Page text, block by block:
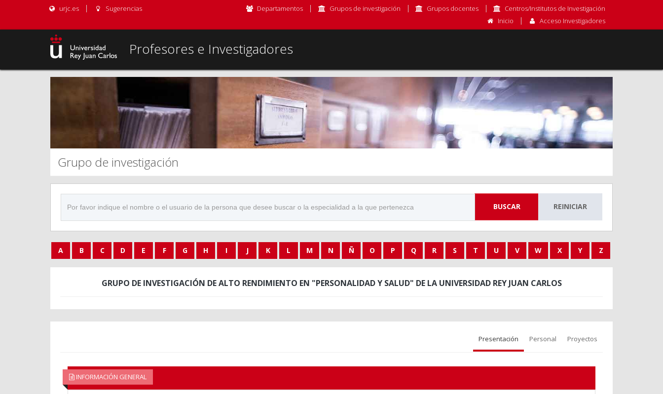
urjc.es Sugerencias Departamentos Grupos de investigación Grupos docentes
Centros/Institutos de Investigación
Inicio
Acceso Investigadores
Profesores e Investigadores
Grupo de investigación
BUSCAR REINICIAR
A B C D E F G H I J K L M N Ñ O P Q R S T U V W X Y Z
GRUPO DE INVESTIGACIÓN DE ALTO RENDIMIENTO EN "PERSONALIDAD Y SALUD" DE LA UNIVERSIDAD REY JUAN CARLOS
Presentación Personal Proyectos
INFORMACIÓN GENERAL